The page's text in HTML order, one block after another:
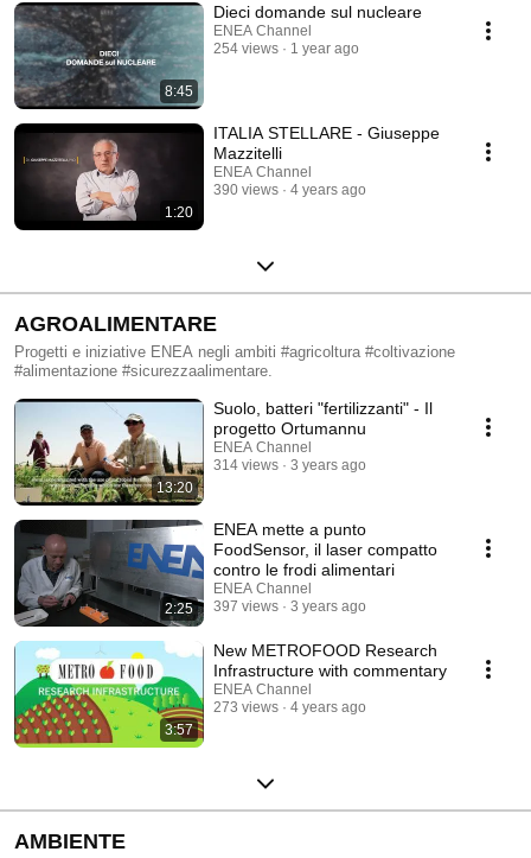
8:45
Dieci domande sul nucleare
ENEA Channel
254 views
1 year ago
1:20
ITALIA STELLARE - Giuseppe
Mazzitelli
ENEA Channel
390 views
4 years ago
AGROALIMENTARE
Progetti e iniziative ENEA negli ambiti #agricoltura #coltivazione
#alimentazione #sicurezzaalimentare.
13:20
Suolo, batteri "fertilizzanti" - Il
progetto Ortumannu
ENEA Channel
314 views
3 years ago
2:25
ENEA mette a punto
FoodSensor, il laser compatto
contro le frodi alimentari
ENEA Channel
397 views
3 years ago
3:57
New METROFOOD Research
Infrastructure with commentary
ENEA Channel
273 views
4 years ago
AMBIENTE